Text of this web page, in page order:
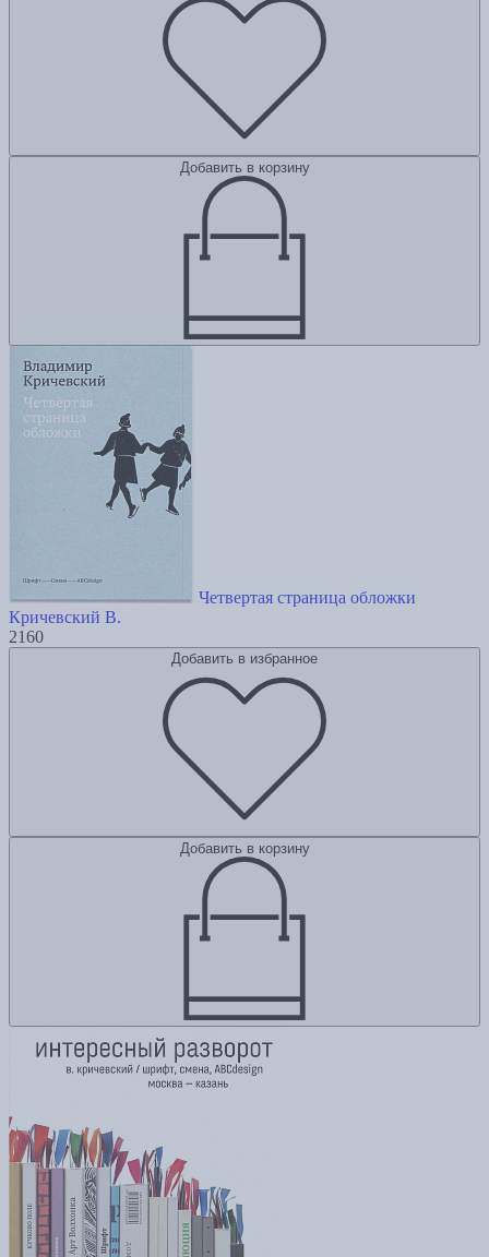
Добавить в корзину
Четвертая страница обложки
Кричевский В.
2160
Добавить в избранное
Добавить в корзину